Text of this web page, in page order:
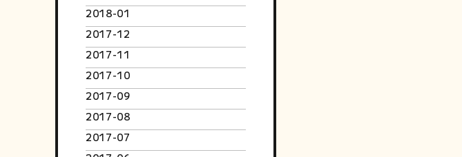
2018-01
2017-12
2017-11
2017-10
2017-09
2017-08
2017-07